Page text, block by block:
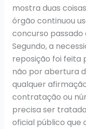
mostra duas
órgão continuou
concurso
Segundo, a
reposição foi feita
não por abertura
qualquer
contratação ou
precisa ser
oficial público que